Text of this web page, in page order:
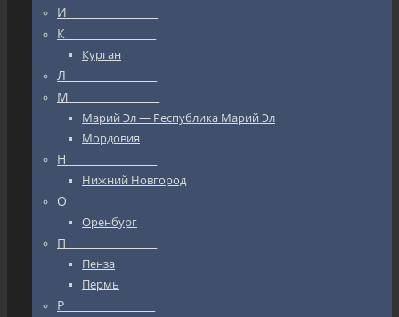
И_________________
К_________________
Курган
Л_________________
М_________________
Марий Эл — Республика Марий Эл
Мордовия
Н_________________
Нижний Новгород
О_________________
Оренбург
П_________________
Пенза
Пермь
Р_________________